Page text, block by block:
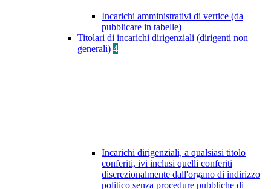
Incarichi amministrativi di vertice (da
pubblicare in tabelle)
Titolari di incarichi dirigenziali (dirigenti non
generali) 4
Incarichi dirigenziali, a qualsiasi titolo
conferiti, ivi inclusi quelli conferiti
discrezionalmente dall'organo di indirizzo
politico senza procedure pubbliche di